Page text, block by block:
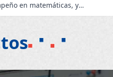
en matemáticas, y